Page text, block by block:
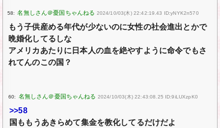
58: 2024/10/03(木) 22:42:19.43 ID:yNYK2n570
もう子供産める年代が少ないのに女性の社会進出とかで
晩婚化してるしな
アメリカあたりに日本人の血を絶やすように命令でもさ
れてんのこの国？
60: 2024/10/03(木) 22:43:08.25 ID:9iLUXzpK0
>>58
国ももうあきらめて集金を教化してるだけだよ